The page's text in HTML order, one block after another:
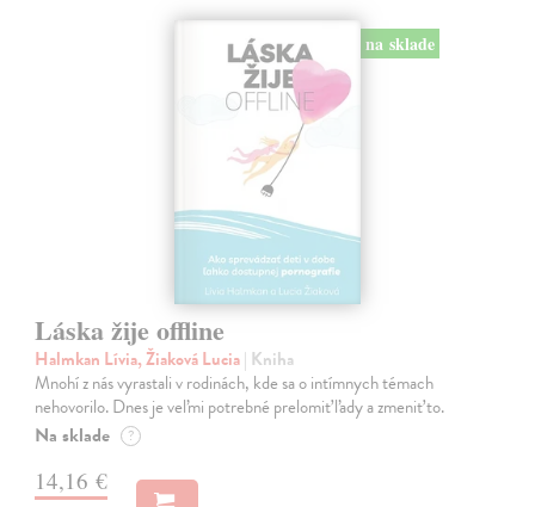
na sklade
Láska žije offline
Halmkan Lívia, Žiaková Lucia| Kniha
Mnohí z nás vyrastali v rodinách, kde sa o intímnych témach
nehovorilo. Dnes je veľmi potrebné prelomiť ľady a zmeniť to.
Na sklade ?
14,16 €